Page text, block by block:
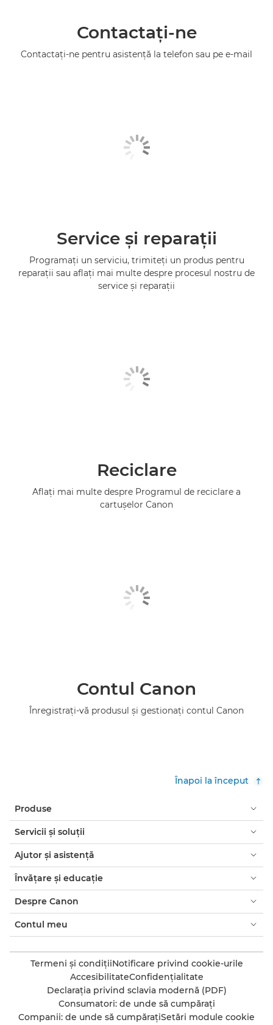
Contactaţi-ne
Contactaţi-ne pentru asistenţă la telefon sau pe e-mail
Service şi reparaţii
Programaţi un serviciu, trimiteţi un produs pentru
reparaţii sau aflaţi mai multe despre procesul nostru de
service şi reparaţii
Reciclare
Aflaţi mai multe despre Programul de reciclare a
cartuşelor Canon
Contul Canon
Înregistraţi-vă produsul şi gestionaţi contul Canon
Înapoi la început
Produse
Servicii şi soluţii
Ajutor şi asistenţă
Învăţare şi educaţie
Despre Canon
Contul meu
Termeni şi condiţiiNotificare privind cookie-urile
AccesibilitateConfidenţialitate
Declaraţia privind sclavia modernă (PDF)
Consumatori: de unde să cumpăraţi
Companii: de unde să cumpăraţiSetări module cookie